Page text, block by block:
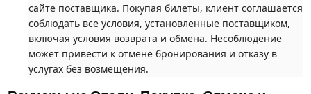
сайте поставщика. Покупая билеты, клиент соглашается
соблюдать все условия, установленные поставщиком,
включая условия возврата и обмена. Несоблюдение
может привести к отмене бронирования и отказу в
услугах без возмещения.